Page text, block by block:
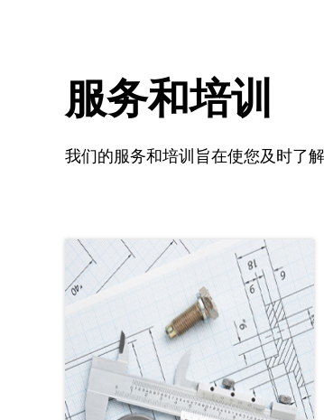
服务和培训
我们的服务和培训旨在使您及时了